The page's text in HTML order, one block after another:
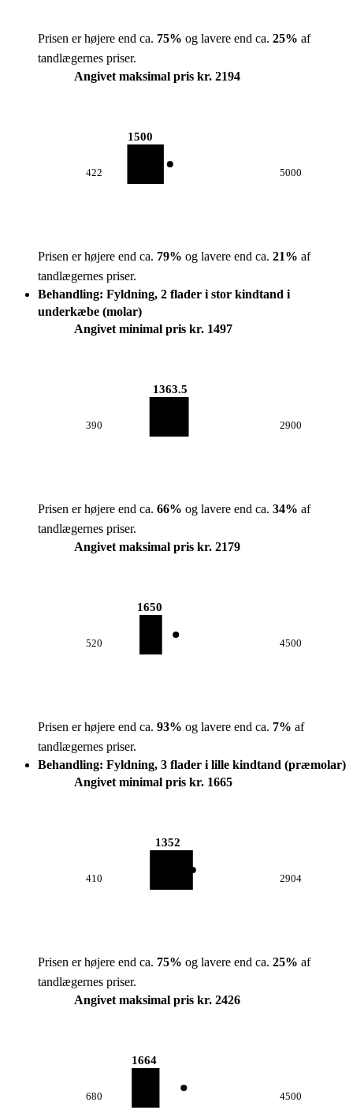
Prisen er højere end ca. 75% og lavere end ca. 25% af
tandlægernes priser.
Angivet maksimal pris kr. 2194
422
1500
5000
Prisen er højere end ca. 79% og lavere end ca. 21% af
tandlægernes priser.
Behandling: Fyldning, 2 flader i stor kindtand i
underkæbe (molar)
Angivet minimal pris kr. 1497
390
1363.5
2900
Prisen er højere end ca. 66% og lavere end ca. 34% af
tandlægernes priser.
Angivet maksimal pris kr. 2179
520
1650
4500
Prisen er højere end ca. 93% og lavere end ca. 7% af
tandlægernes priser.
Behandling: Fyldning, 3 flader i lille kindtand (præmolar)
Angivet minimal pris kr. 1665
410
1352
2904
Prisen er højere end ca. 75% og lavere end ca. 25% af
tandlægernes priser.
Angivet maksimal pris kr. 2426
680
1664
4500